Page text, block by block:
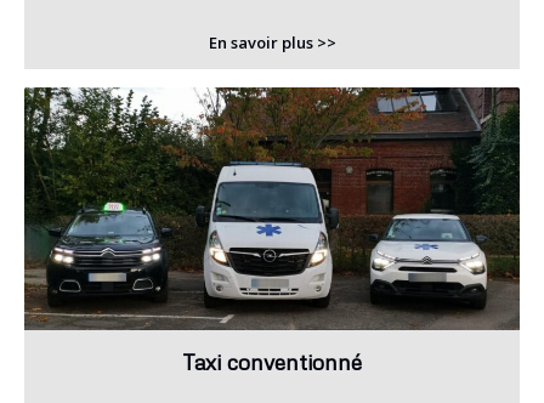
En savoir plus >>
Taxi conventionné